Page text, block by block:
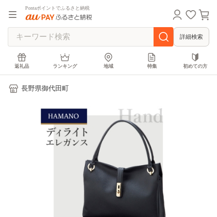
Pontaポイントでふるさと納税
詳細検索
返礼品 ランキング 地域 特集 初めての方
長野県御代田町